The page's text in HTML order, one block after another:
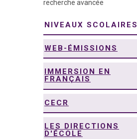
recherche avancée
NIVEAUX SCOLAIRES
WEB-ÉMISSIONS
IMMERSION EN
FRANÇAIS
CECR
LES DIRECTIONS
D'ÉCOLE